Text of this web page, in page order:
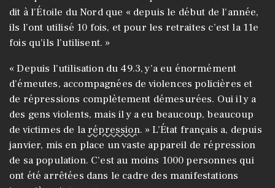
dit à l’Étoile du Nord que « depuis le début de l’année,
ils l’ont utilisé 10 fois, et pour les retraites c’est la 11e
fois qu’ils l’utilisent. »
« Depuis l’utilisation du 49.3, y’a eu énormément
d’émeutes, accompagnées de violences policières et
de répressions complètement démesurées. Oui il y a
des gens violents, mais il y a eu beaucoup, beaucoup
de victimes de la répression. » L’État français a, depuis
janvier, mis en place un vaste appareil de répression
de sa population. C’est au moins 1000 personnes qui
ont été arrêtées dans le cadre des manifestations